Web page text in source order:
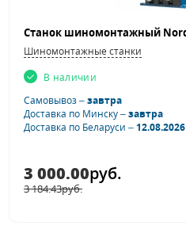
Шиномонтажные станки
В наличии
Самовывоз –завтра
Доставка по Минску –завтра
Доставка по Беларуси –12.08.2026
3 000.00руб.
3 184.43руб.